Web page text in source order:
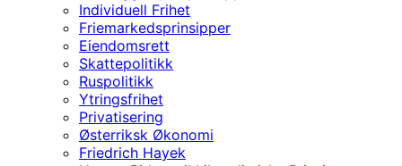
Individuell Frihet
Friemarkedsprinsipper
Eiendomsrett
Skattepolitikk
Ruspolitikk
Ytringsfrihet
Privatisering
Østerriksk Økonomi
Friedrich Hayek